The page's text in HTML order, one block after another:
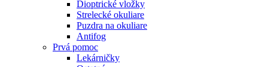
Dioptrické vložky
Strelecké okuliare
Puzdra na okuliare
Antifog
Prvá pomoc
Lekárničky